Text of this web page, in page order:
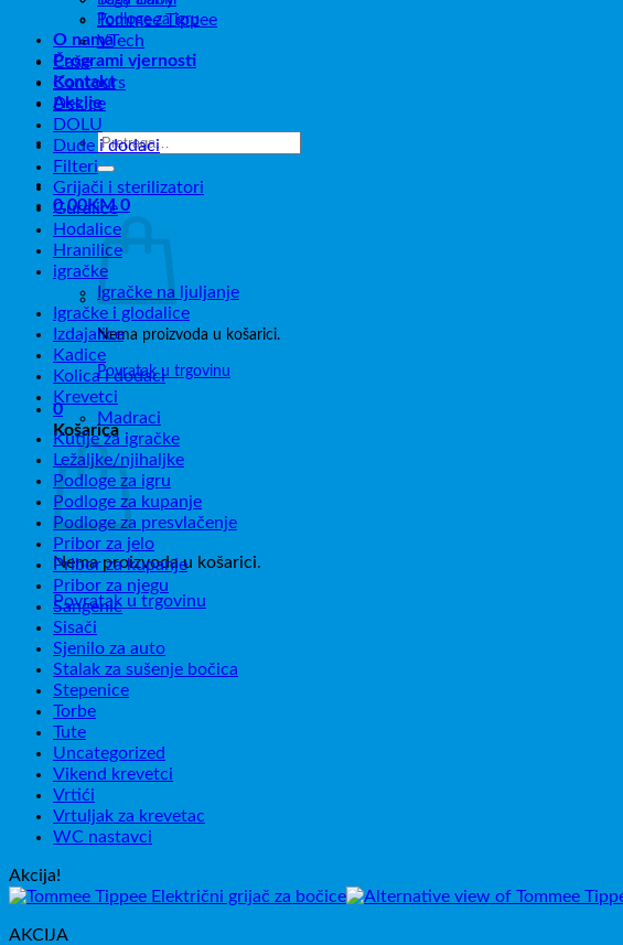
Podloge za igru
O nama
Programi vjernosti
Kontakt
Akcije
Pretraži:
0,00KM 0
Nema proizvoda u košarici.
Povratak u trgovinu
0
Košarica
Nema proizvoda u košarici.
Povratak u trgovinu
Tommee Tippee
VTech
Čaše
Contours
Dekice
DOLU
Dude i dodaci
Filteri
Grijači i sterilizatori
Guralice
Hodalice
Hranilice
igračke
Igračke na ljuljanje
Igračke i glodalice
Izdajalice
Kadice
Kolica i dodaci
Krevetci
Madraci
Kutije za igračke
Ležaljke/njihaljke
Podloge za igru
Podloge za kupanje
Podloge za presvlačenje
Pribor za jelo
Pribor za kupanje
Pribor za njegu
Sangenic
Sisači
Sjenilo za auto
Stalak za sušenje bočica
Stepenice
Torbe
Tute
Uncategorized
Vikend krevetci
Vrtići
Vrtuljak za krevetac
WC nastavci
Akcija!
AKCIJA